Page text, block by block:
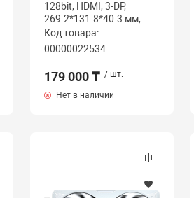
128bit, HDMI, 3-DP,
269.2*131.8*40.3 мм,
Код товара:
00000022534
179 000 ₸ / шт.
Нет в наличии